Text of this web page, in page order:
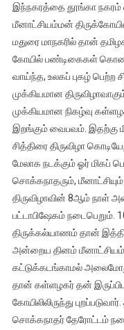
இந்நகரத்தை தூங்கா நகரம்
மீனாட்சியம்மன்
மதுரை மாநகரில் தான்
கோயில் பண்டிகைகள்
வாய்ந்த, உலகப் புகழ் பெற்ற
முக்கியமான
முக்கியமான நிகழ்வு
இறங்கும் வைபவம். இதற்கு
சித்திரை திருவிழா
மேலாக நடக்கும் ஓர் மிகப்
சொக்கநாதரும்,
திருவிழாவின் 8ஆம் நாள்
பட்டாபிஷேகம்
திருக்கல்யாணம் தான்
அன்றைய தினம்
கட்டுக்கடங்காமல்
தான் கள்ளழகர் தன்
கோயிலிலிருந்து
சொக்கநாதர் தேரோட்டம்